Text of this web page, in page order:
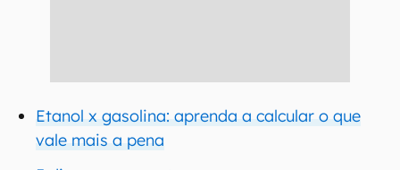
Etanol x gasolina: aprenda a calcular o que
vale mais a pena